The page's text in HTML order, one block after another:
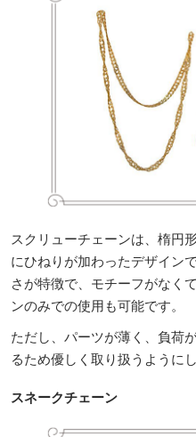
スクリューチェーンは、楕円
にひねりが加わったデザイン
さが特徴で、モチーフがなく
ンのみでの使用も可能です。
ただし、パーツが薄く、負荷
るため優しく取り扱うように
スネークチェーン